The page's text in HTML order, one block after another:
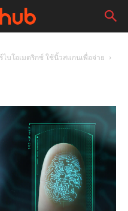
บโอเมตริกซ์ ใช้นิ้วสแกนเพื่อจ่าย